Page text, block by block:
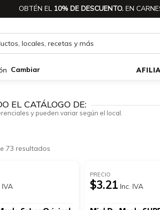
OBTÉN EL 10% DE DESCUENTO. EN
Cambiar
EL CATÁLOGO DE:
y pueden variar según el local.
73 resultados
IVA
PRECIO
$3.21 Inc. IVA